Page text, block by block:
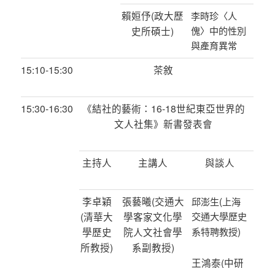
賴姮伃(政大歷
史所碩士)
李時珍〈人
傀〉中的性別
與產育異常
15:10-15:30 茶敘
15:30-16:30 《結社的藝術： 16-18世紀東亞世界的
文人社集》新書發表會
主持人 主講人 與談人
李卓穎
(清華大
學歷史
所教授)
張藝曦(交通大
學客家文化學
院人文社會學
系副教授)
邱澎生(上海
交通大學歷史
系特聘教授)
王鴻泰(中研